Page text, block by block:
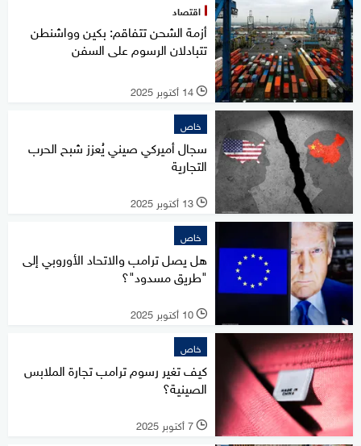
اقتصاد
أزمة الشحن تتفاقم: بكين وواشنطن
تتبادلان الرسوم على السفن
l 14 أكتوبر 2025
خاص
سجال أميركي صيني يُعزز شبح الحرب
التجارية
l 13 أكتوبر 2025
خاص
هل يصل ترامب والاتحاد الأوروبي إلى
"طريق مسدود"؟
l 10 أكتوبر 2025
خاص
كيف تغير رسوم ترامب تجارة الملابس
الصينية؟
l 7 أكتوبر 2025